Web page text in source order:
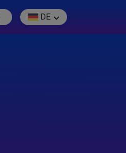
DE